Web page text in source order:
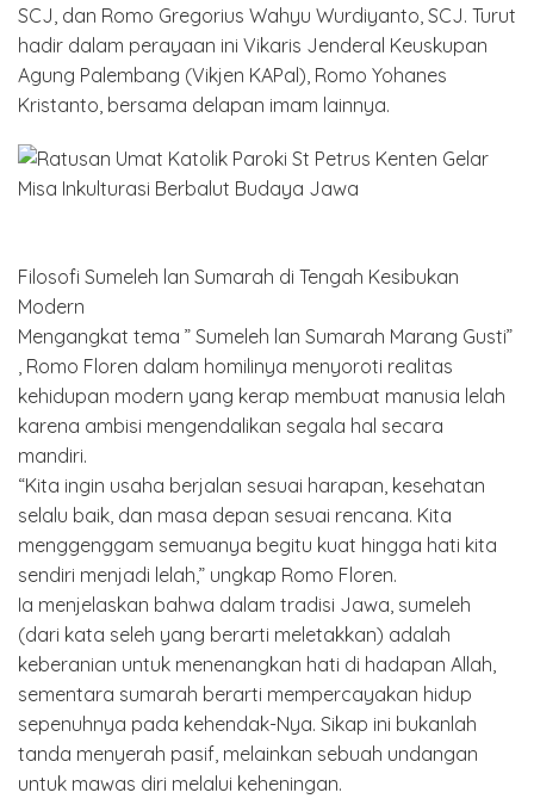
SCJ, dan Romo Gregorius Wahyu Wurdiyanto, SCJ. Turut
hadir dalam perayaan ini Vikaris Jenderal Keuskupan
Agung Palembang (Vikjen KAPal), Romo Yohanes
Kristanto, bersama delapan imam lainnya.
Filosofi Sumeleh lan Sumarah di Tengah Kesibukan
Modern
Mengangkat tema ” Sumeleh lan Sumarah Marang Gusti”
, Romo Floren dalam homilinya menyoroti realitas
kehidupan modern yang kerap membuat manusia lelah
karena ambisi mengendalikan segala hal secara
mandiri.
“Kita ingin usaha berjalan sesuai harapan, kesehatan
selalu baik, dan masa depan sesuai rencana. Kita
menggenggam semuanya begitu kuat hingga hati kita
sendiri menjadi lelah,” ungkap Romo Floren.
Ia menjelaskan bahwa dalam tradisi Jawa, sumeleh
(dari kata seleh yang berarti meletakkan) adalah
keberanian untuk menenangkan hati di hadapan Allah,
sementara sumarah berarti mempercayakan hidup
sepenuhnya pada kehendak-Nya. Sikap ini bukanlah
tanda menyerah pasif, melainkan sebuah undangan
untuk mawas diri melalui keheningan.